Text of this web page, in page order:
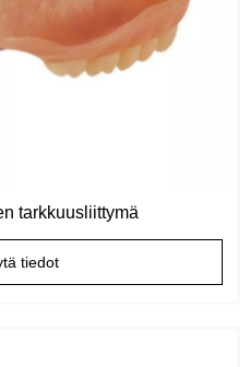
tarkkuusliittymä
tiedot